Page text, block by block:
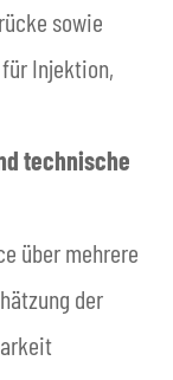
sowie
Injektion,
technische
über mehrere
der